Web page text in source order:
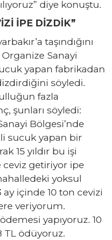
diye konuştu.
İPE DİZDİK”
taşındığını
Sanayi
yapan fabrikadan
söyledi.
fazla
şunları söyledi:
Bölgesi’nde
sucuk yapan bir
15 yıldır bu işi
ceviz getiriyor ipe
yoksul
ay içinde 10 ton cevizi
veriyorum.
yapıyoruz. 10
TL ödüyoruz.